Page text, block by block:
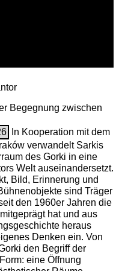
Begegnung zwischen
In Kooperation mit dem
verwandelt Sarkis
des Gorki in eine
Welt auseinandersetzt.
Bild, Erinnerung und
sind Träger
den 1960er Jahren die
hat und aus
heraus
Denken ein. Von
den Begriff der
eine Öffnung